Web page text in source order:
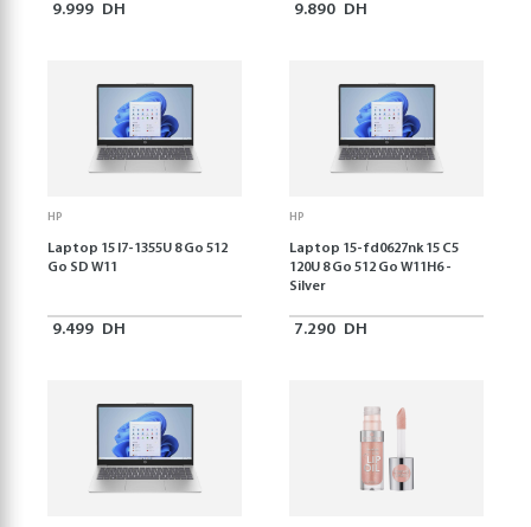
9.999 DH 9.890 DH
HP
Laptop 15 I7-1355U 8 Go 512
Go SD W11
9.499 DH
HP
Laptop 15-fd0627nk 15 C5
120U 8 Go 512 Go W11H6 -
Silver
7.290 DH